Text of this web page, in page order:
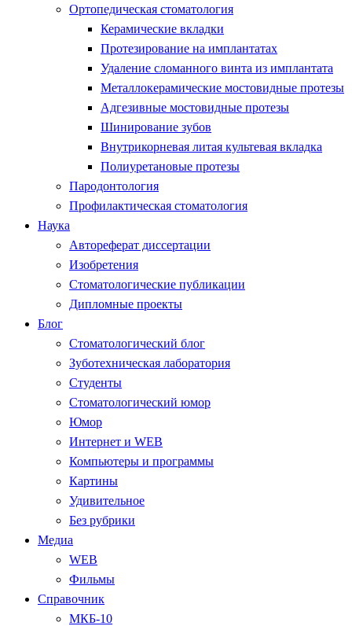
Ортопедическая стоматология
Керамические вкладки
Протезирование на имплантатах
Удаление сломанного винта из имплантата
Металлокерамические мостовидные протезы
Адгезивные мостовидные протезы
Шинирование зубов
Внутрикорневая литая культевая вкладка
Полиуретановые протезы
Пародонтология
Профилактическая стоматология
Наука
Автореферат диссертации
Изобретения
Стоматологические публикации
Дипломные проекты
Блог
Стоматологический блог
Зуботехническая лаборатория
Студенты
Стоматологический юмор
Юмор
Интернет и WEB
Компьютеры и программы
Картины
Удивительное
Без рубрики
Медиа
WEB
Фильмы
Справочник
МКБ-10